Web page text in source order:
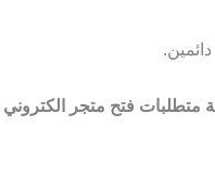
متطلبات فتح متجر الكتروني